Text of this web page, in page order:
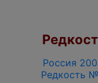
Россия
Редкость